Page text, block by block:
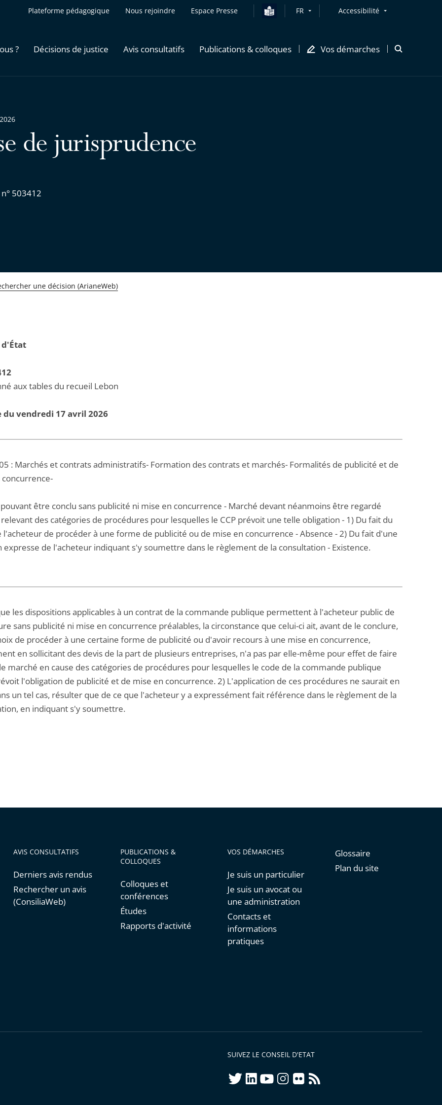
Plateforme pédagogique Nous rejoindre Espace Presse FR Accessibilité
? Décisions de justice Avis consultatifs Publications & colloques Vos démarches
Ouvrir
de jurisprudence
503412
une décision (ArianeWeb)
d'État
aux tables du recueil Lebon
du vendredi 17 avril 2026
: Marchés et contrats administratifs- Formation des contrats et marchés- Formalités de publicité et de
être conclu sans publicité ni mise en concurrence - Marché devant néanmoins être regardé
des catégories de procédures pour lesquelles le CCP prévoit une telle obligation - 1) Du fait du
l'acheteur de procéder à une forme de publicité ou de mise en concurrence - Absence - 2) Du fait d'une
expresse de l'acheteur indiquant s'y soumettre dans le règlement de la consultation - Existence.
les dispositions applicables à un contrat de la commande publique permettent à l'acheteur public de
sans publicité ni mise en concurrence préalables, la circonstance que celui-ci ait, avant de le conclure,
de procéder à une certaine forme de publicité ou d'avoir recours à une mise en concurrence,
en sollicitant des devis de la part de plusieurs entreprises, n'a pas par elle-même pour effet de faire
marché en cause des catégories de procédures pour lesquelles le code de la commande publique
l'obligation de publicité et de mise en concurrence. 2) L'application de ces procédures ne saurait en
un tel cas, résulter que de ce que l'acheteur y a expressément fait référence dans le règlement de la
en indiquant s'y soumettre.
AVIS CONSULTATIFS
Derniers avis rendus
Rechercher un avis
(ConsiliaWeb)
PUBLICATIONS &
COLLOQUES
Colloques et
conférences
Études
Rapports d'activité
VOS DÉMARCHES
Je suis un particulier
Je suis un avocat ou
une administration
Contacts et
informations
pratiques
Glossaire
Plan du site
SUIVEZ LE CONSEIL D'ETAT
twitterlinkedInyoutubeinstagram
flickrrss